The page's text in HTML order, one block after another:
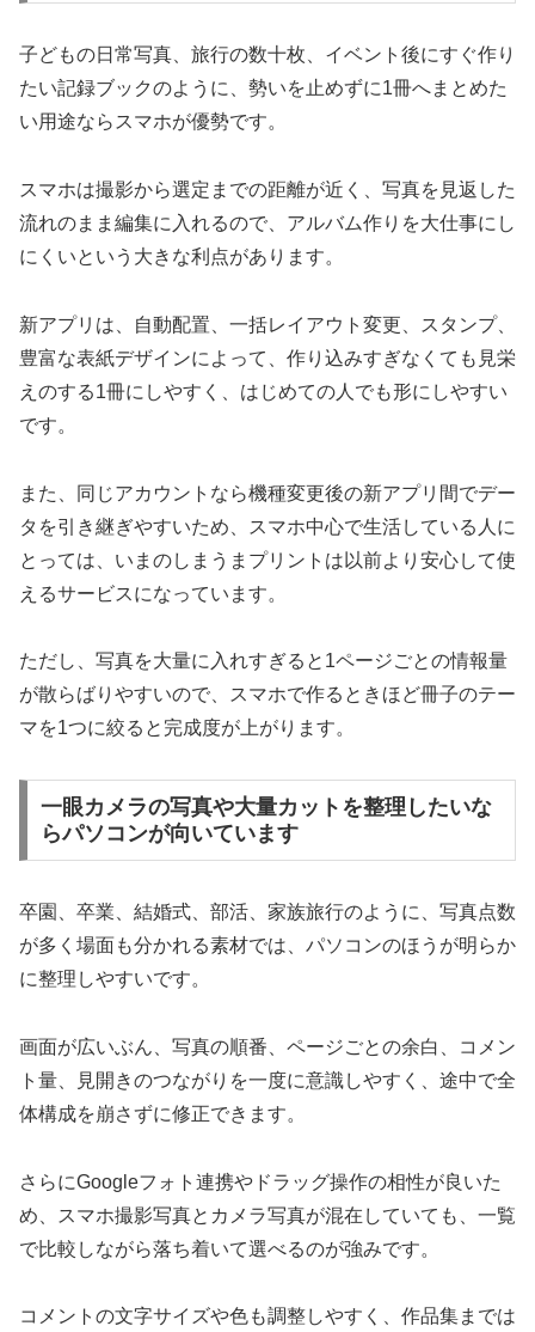
子どもの日常写真、旅行の数十枚、イベント後にすぐ作り
たい記録ブックのように、勢いを止めずに1冊へまとめた
い用途ならスマホが優勢です。
スマホは撮影から選定までの距離が近く、写真を見返した
流れのまま編集に入れるので、アルバム作りを大仕事にし
にくいという大きな利点があります。
新アプリは、自動配置、一括レイアウト変更、スタンプ、
豊富な表紙デザインによって、作り込みすぎなくても見栄
えのする1冊にしやすく、はじめての人でも形にしやすい
です。
また、同じアカウントなら機種変更後の新アプリ間でデー
タを引き継ぎやすいため、スマホ中心で生活している人に
とっては、いまのしまうまプリントは以前より安心して使
えるサービスになっています。
ただし、写真を大量に入れすぎると1ページごとの情報量
が散らばりやすいので、スマホで作るときほど冊子のテー
マを1つに絞ると完成度が上がります。
一眼カメラの写真や大量カットを整理したいな
らパソコンが向いています
卒園、卒業、結婚式、部活、家族旅行のように、写真点数
が多く場面も分かれる素材では、パソコンのほうが明らか
に整理しやすいです。
画面が広いぶん、写真の順番、ページごとの余白、コメン
ト量、見開きのつながりを一度に意識しやすく、途中で全
体構成を崩さずに修正できます。
さらにGoogleフォト連携やドラッグ操作の相性が良いた
め、スマホ撮影写真とカメラ写真が混在していても、一覧
で比較しながら落ち着いて選べるのが強みです。
コメントの文字サイズや色も調整しやすく、作品集までは